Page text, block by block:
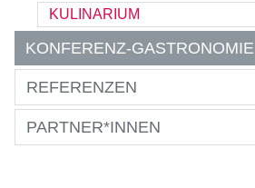
KULINARIUM
KONFERENZ-GASTRONOMIE
REFERENZEN
PARTNER*INNEN